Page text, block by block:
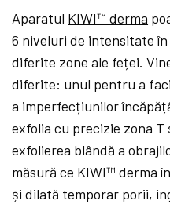
Aparatul KIWI™ derma
6 niveluri de intensitate
diferite zone ale feței.
diferite: unul pentru a
a imperfecțiunilor
exfolia cu precizie zona
exfolierea blândă a
măsură ce KIWI™ derma
și dilată temporar porii,